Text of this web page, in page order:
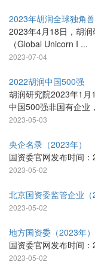
2023年胡润全球独角
2023年4月18日，胡润
（Global Unicorn I ...
2023-07-04
2022胡润中国500强
胡润研究院2023年1月
中国500强非国有企业
2023-05-03
央企名录（2023年）
国资委官网发布时间
2023-05-02
北京国资委监管企业（
2023-05-02
地方国资委（2023年）
国资委官网发布时间
2023-05-02